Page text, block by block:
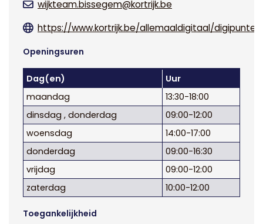
wijkteam.bissegem@kortrijk.be
https://www.kortrijk.be/allemaaldigitaal/digipunten
Openingsuren
Dag(en)
Uur
maandag
13:30-18:00
dinsdag , donderdag
09:00-12:00
woensdag
14:00-17:00
donderdag
09:00-16:30
vrijdag
09:00-12:00
zaterdag
10:00-12:00
Toegankelijkheid